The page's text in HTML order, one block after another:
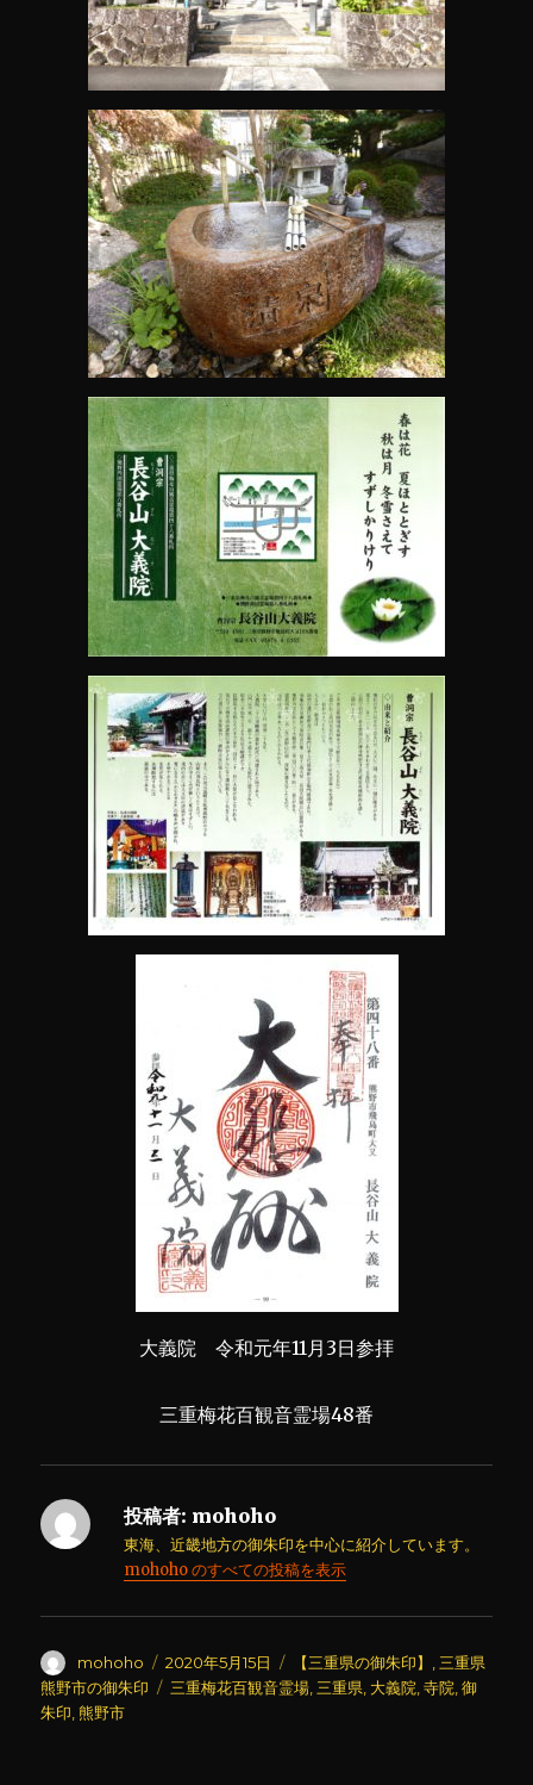
大義院 令和元年11月3日参拝
三重梅花百観音霊場48番
投稿者: mohoho
東海、近畿地方の御朱印を中心に紹介しています。
mohoho のすべての投稿を表示
投
稿
者
mohoho
投
稿
2020年5月15日
カ
テ
【三重県の御朱印】
三重県
熊野市の御朱印
タ
三重梅花百観音霊場 三重県 大義院 ,寺院 ,御
朱印 ,熊野市